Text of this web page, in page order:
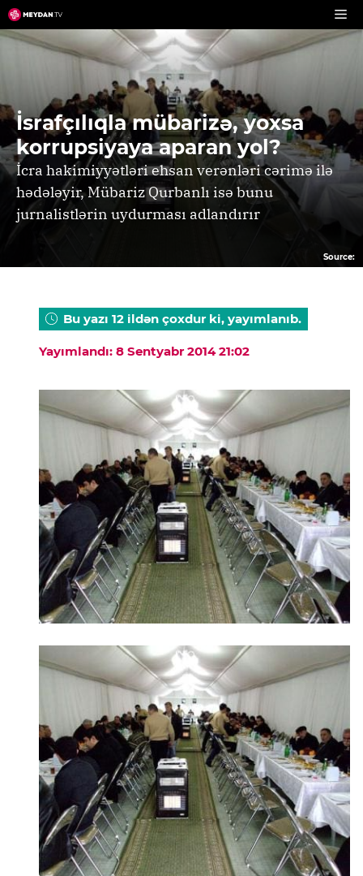
Skip
to
content
İsrafçılıqla mübarizə, yoxsa
korrupsiyaya aparan yol?
İcra hakimiyyətləri ehsan verənləri cərimə ilə
hədələyir, Mübariz Qurbanlı isə bunu
jurnalistlərin uydurması adlandırır
Source:
Bu yazı 12 ildən çoxdur ki, yayımlanıb.
Yayımlandı: 8 Sentyabr 2014 21:02